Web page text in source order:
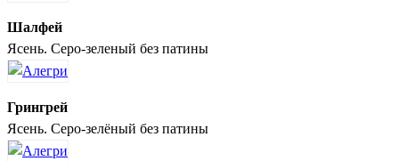
Шалфей
Ясень. Серо-зеленый без патины
Грингрей
Ясень. Серо-зелёный без патины